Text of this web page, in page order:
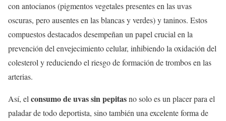
con antocianos (pigmentos vegetales presentes en las uvas
oscuras, pero ausentes en las blancas y verdes) y taninos. Estos
compuestos destacados desempeñan un papel crucial en la
prevención del envejecimiento celular, inhibiendo la oxidación del
colesterol y reduciendo el riesgo de formación de trombos en las
arterias.
Así, elconsumo de uvas sin pepitasno solo es un placer para el
paladar de todo deportista, sino también una excelente forma de